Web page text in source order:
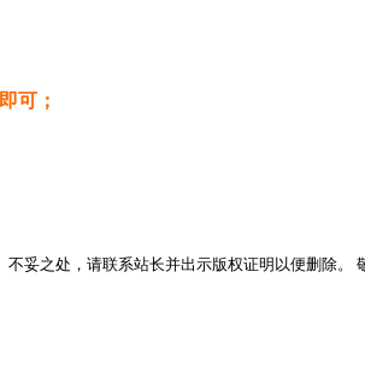
可；
妥之处，请联系站长并出示版权证明以便删除。